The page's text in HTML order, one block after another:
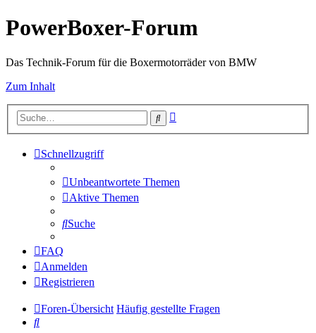
PowerBoxer-Forum
Das Technik-Forum für die Boxermotorräder von BMW
Zum Inhalt
Suche
Schnellzugriff
Unbeantwortete Themen
Aktive Themen
Suche
FAQ
Anmelden
Registrieren
Foren-Übersicht Häufig gestellte Fragen
Suche